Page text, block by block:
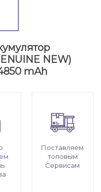
NEW)
mAh
Поставляем
топовым
Сервисам